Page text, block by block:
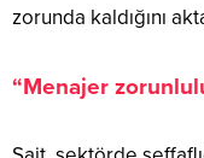
zorunda kaldığını
“Menajer